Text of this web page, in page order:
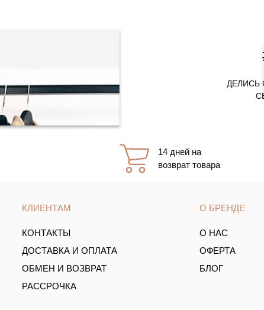
ДЕЛИСЬ
14 дней на
возврат товара
КЛИЕНТАМ
КОНТАКТЫ
ДОСТАВКА И ОПЛАТА
ОБМЕН И ВОЗВРАТ
РАССРОЧКА
О БРЕНДЕ
О НАС
ОФЕРТА
БЛОГ